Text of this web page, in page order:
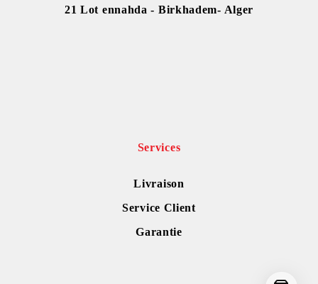
21 Lot ennahda - Birkhadem- Alger
Services
Livraison
Service Client
Garantie